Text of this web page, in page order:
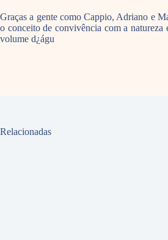
Graças a gente como Cappio, Adriano e
o conceito de convivência com a natureza
volume d¿águ
Relacionadas